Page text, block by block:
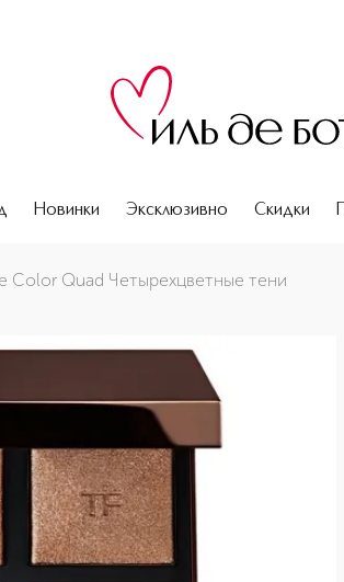
Новинки Эксклюзивно Скидки
Color Quad Четырехцветные тени